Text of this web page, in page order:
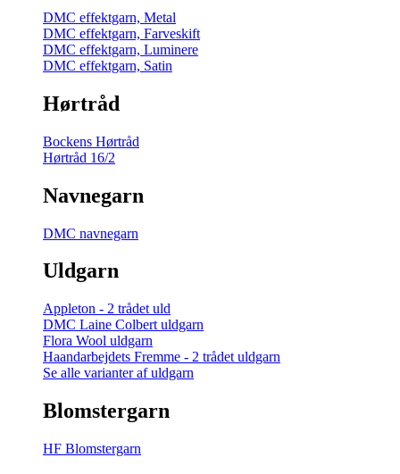
DMC effektgarn, Metal
DMC effektgarn, Farveskift
DMC effektgarn, Luminere
DMC effektgarn, Satin
Hørtråd
Bockens Hørtråd
Hørtråd 16/2
Navnegarn
DMC navnegarn
Uldgarn
Appleton - 2 trådet uld
DMC Laine Colbert uldgarn
Flora Wool uldgarn
Haandarbejdets Fremme - 2 trådet uldgarn
Se alle varianter af uldgarn
Blomstergarn
HF Blomstergarn